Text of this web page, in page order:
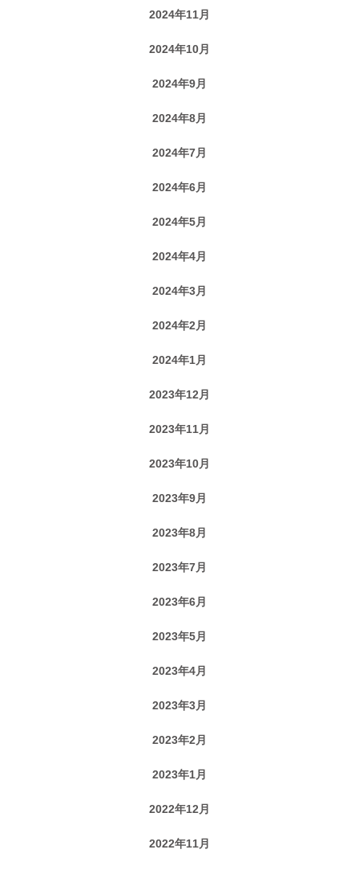
2024年11月
2024年10月
2024年9月
2024年8月
2024年7月
2024年6月
2024年5月
2024年4月
2024年3月
2024年2月
2024年1月
2023年12月
2023年11月
2023年10月
2023年9月
2023年8月
2023年7月
2023年6月
2023年5月
2023年4月
2023年3月
2023年2月
2023年1月
2022年12月
2022年11月